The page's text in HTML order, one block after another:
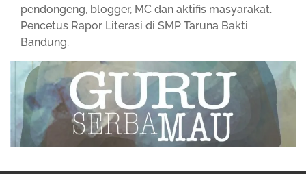
pendongeng, blogger, MC dan aktifis masyarakat.
Pencetus Rapor Literasi di SMP Taruna Bakti
Bandung.